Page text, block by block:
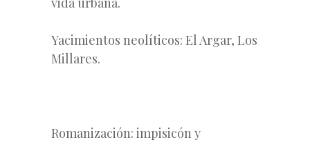
Yacimientos neolíticos: El Argar, Los
Millares.
Romanización: impisicón y